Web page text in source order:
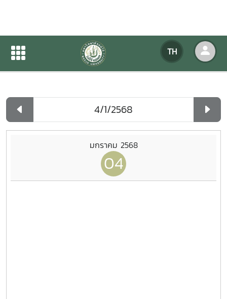
TH
ปฏิทินกิจกรรมของหน่วยงาน
ปฏิทินกิจกรรมของหน่วยงาน
มกราคม 2568
04